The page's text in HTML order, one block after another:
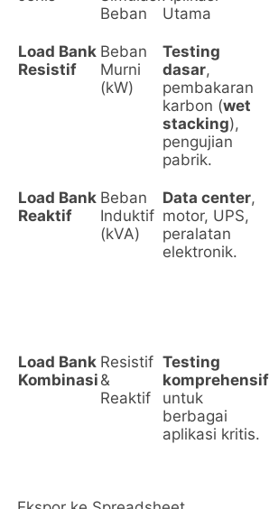
Beban
Utama
Load Bank
Resistif
Beban
Murni
(kW)
Testing
dasar,
pembakaran
karbon (wet
stacking),
pengujian
pabrik.
Load Bank
Reaktif
Beban
Induktif
(kVA)
Data center,
motor, UPS,
peralatan
elektronik.
Load Bank
Kombinasi
Resistif
&
Reaktif
Testing
komprehensif
untuk
berbagai
aplikasi kritis.